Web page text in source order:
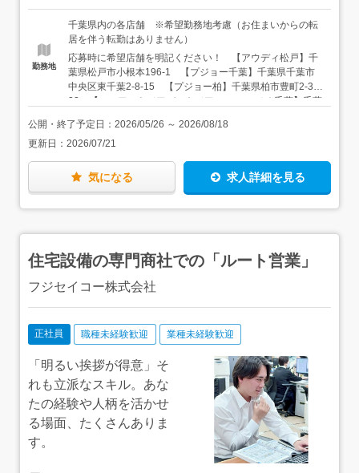
上◆普通自動車免許（AT限定の場合は入社までに解除）◆
パソコンスキルをお持ちの方（SUM、AVERAGEなど基本
円）・家族手当（いずれも扶養問わず、配偶者1万円、子5
千円※3人まで）・残業手当（1分単位）など◆想定年収：
450万円～720万円（上記基本給＋業績手当などの各種手当
＋賞与年2回）◆モデル年収新卒入社1年目：年収430万
円 （諸手当、インセンティブ、賞与込み）中途入社2年
目（31歳）：年収600万円 （諸手当、インセンティブ、
賞与込み）30代最高年収900万円 （諸手当、インセンテ
ィブ、賞与込み）
勤務地
千葉県内の各店舗 ※希望勤務地考慮（お住まいからの転
居を伴う転勤はありません）
応募時に希望店舗を明記ください！ 【アウディ松戸】千
葉県松戸市小根本196-1 【プジョー千葉】千葉県千葉市
中央区東千葉2-8-15 【プジョー柏】千葉県柏市豊町2-3-
22 【フィアット／アバルト／アルファ ロメオ千葉】千葉
アルファ ロメオ／ジープ成田】千葉県成田市赤坂1-1-4
【ジープ柏】千葉県流山市向小金1-274-8 【ジープ千
津】千葉県木更津市太田2-13-15 【ファミリー千葉北】
千葉県千葉市稲毛区小深町111-1 ▼下記店舗は必須条
公開・終了予定日： 2026/05/26 ～ 2026/08/18
更新日： 2026/07/21
気になる 求人詳細を見る
住宅設備の専門商社での「ルート営業」
フジセイコー株式会社
正社員 職種未経験歓迎 業種未経験歓迎
「明るい挨拶が得意」そ
れも立派なスキル。あな
たの経験や人柄を活かせ
る場面、たくさんありま
す。